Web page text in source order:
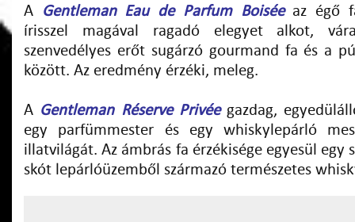
A Gentleman Eau de Parfum Boisée az égő
írisszel magával ragadó elegyet alkot,
szenvedélyes erőt sugárzó gourmand fa és a
között. Az eredmény érzéki, meleg.
A Gentleman Réserve Privée gazdag,
egy parfümmester és egy whiskylepárló
illatvilágát. Az ámbrás fa érzékisége egyesül egy
skót lepárlóüzemből származó természetes